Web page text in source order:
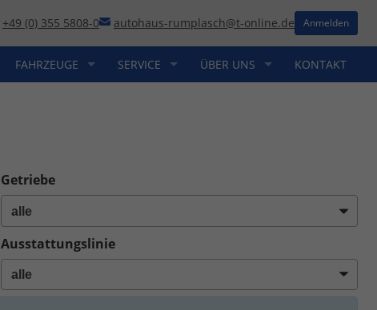
+49 (0) 355 5808-0 autohaus-rumplasch@t-online.de Anmelden
FAHRZEUGE SERVICE ÜBER UNS KONTAKT
Getriebe
Ausstattungslinie